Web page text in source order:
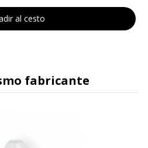
al cesto
fabricante